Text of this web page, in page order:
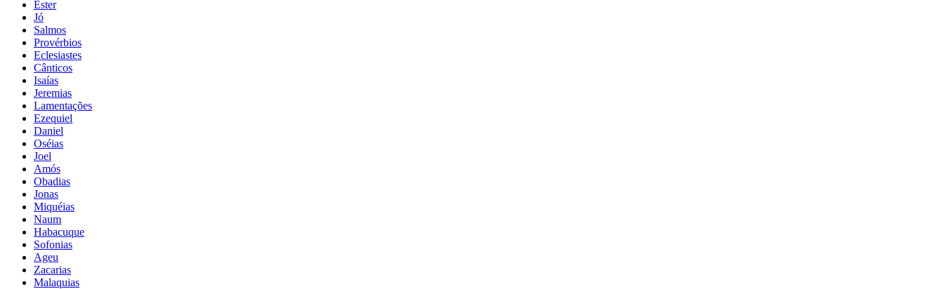
Ester
Jó
Salmos
Provérbios
Eclesiastes
Cânticos
Isaías
Jeremias
Lamentações
Ezequiel
Daniel
Oséias
Joel
Amós
Obadias
Jonas
Miquéias
Naum
Habacuque
Sofonias
Ageu
Zacarias
Malaquias